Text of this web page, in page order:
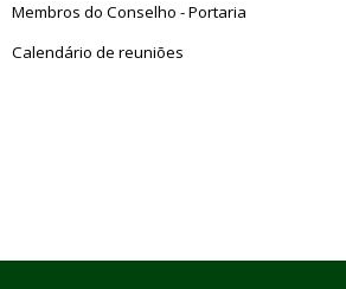
Membros do Conselho - Portaria
Calendário de reuniões